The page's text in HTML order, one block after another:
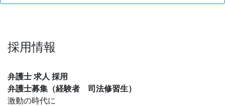
採用情報
弁護士 求人 採用
弁護士募集（経験者 司法修習生）
激動の時代に